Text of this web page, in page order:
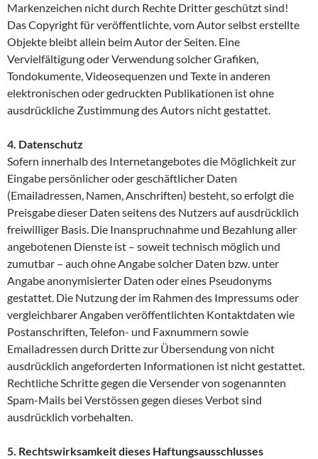
Markenzeichen nicht durch Rechte Dritter geschützt sind!
Das Copyright für veröffentlichte, vom Autor selbst erstellte
Objekte bleibt allein beim Autor der Seiten. Eine
Vervielfältigung oder Verwendung solcher Grafiken,
Tondokumente, Videosequenzen und Texte in anderen
elektronischen oder gedruckten Publikationen ist ohne
ausdrückliche Zustimmung des Autors nicht gestattet.
4. Datenschutz
Sofern innerhalb des Internetangebotes die Möglichkeit zur
Eingabe persönlicher oder geschäftlicher Daten
(Emailadressen, Namen, Anschriften) besteht, so erfolgt die
Preisgabe dieser Daten seitens des Nutzers auf ausdrücklich
freiwilliger Basis. Die Inanspruchnahme und Bezahlung aller
angebotenen Dienste ist – soweit technisch möglich und
zumutbar – auch ohne Angabe solcher Daten bzw. unter
Angabe anonymisierter Daten oder eines Pseudonyms
gestattet. Die Nutzung der im Rahmen des Impressums oder
vergleichbarer Angaben veröffentlichten Kontaktdaten wie
Postanschriften, Telefon- und Faxnummern sowie
Emailadressen durch Dritte zur Übersendung von nicht
ausdrücklich angeforderten Informationen ist nicht gestattet.
Rechtliche Schritte gegen die Versender von sogenannten
Spam-Mails bei Verstössen gegen dieses Verbot sind
ausdrücklich vorbehalten.
5. Rechtswirksamkeit dieses Haftungsausschlusses